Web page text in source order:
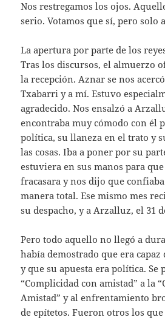
Nos restregamos los ojos.
serio. Votamos que sí, pero solo
​La apertura por parte de los
Tras los discursos, el almuerzo
la recepción. Aznar se nos
Txabarri y a mí. Estuvo
agradecido. Nos ensalzó a
encontraba muy cómodo con él
política, su llaneza en el trato y
las cosas. Iba a poner por su
estuviera en sus manos para
fracasara y nos dijo que
manera total. Ese mismo mes
su despacho, y a Arzalluz, el 31
​Pero todo aquello no llegó a
había demostrado que era capaz
y que su apuesta era política. Se
“Complicidad con amistad” a la
Amistad” y al enfrentamiento
de epítetos. Fueron otros los